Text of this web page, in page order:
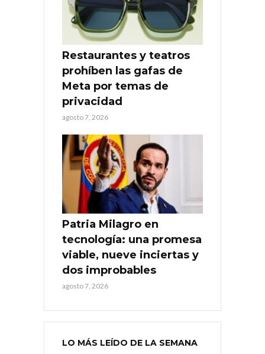
Restaurantes y teatros
prohíben las gafas de
Meta por temas de
privacidad
agosto 7, 2026
Patria Milagro en
tecnología: una promesa
viable, nueve inciertas y
dos improbables
agosto 7, 2026
LO MÁS LEÍDO DE LA SEMANA